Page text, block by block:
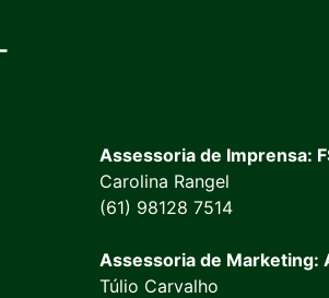
Assessoria de Imprensa:
Carolina Rangel
(61) 98128 7514
Assessoria de Marketing:
Túlio Carvalho